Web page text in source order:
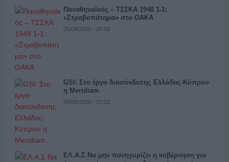
Παναθηναϊκός – ΤΣΣΚΑ 1948 1-1:
«Στραβοπάτημα» στο ΟΑΚΑ
05/08/2026 - 20:58
GSI: Στο έργο διασύνδεσης Ελλάδας-Κύπρου
η Meridiam
05/08/2026 - 20:02
ΕΛ.Α.Σ Να μην πανηγυρίζει η κυβέρνηση για